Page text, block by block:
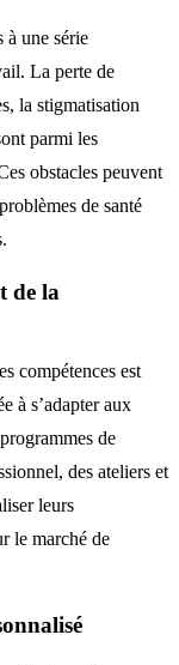
à une série
La perte de
la stigmatisation
parmi les
obstacles peuvent
de santé
de la
compétences est
à s’adapter aux
de
des ateliers et
leurs
le marché de